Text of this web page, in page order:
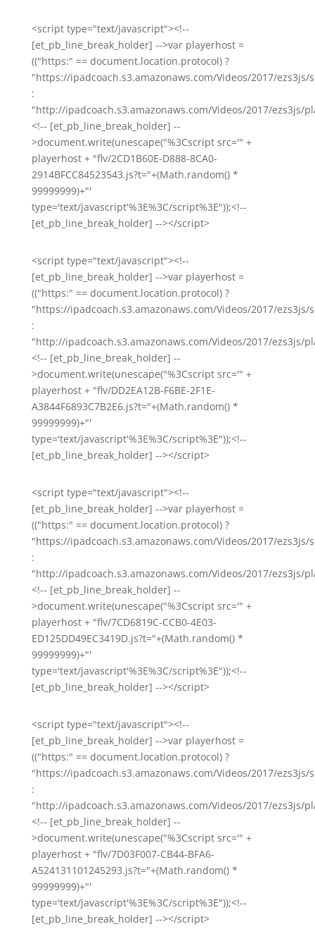
<script type="text/javascript"><!--
[et_pb_line_break_holder] -->var playerhost =
(("https:" == document.location.protocol) ?
"https://ipadcoach.s3.amazonaws.com/Videos/2017/ezs3js/
:
"http://ipadcoach.s3.amazonaws.com/Videos/2017/ezs3js/
<!-- [et_pb_line_break_holder] --
>document.write(unescape("%3Cscript src='" +
playerhost + "flv/2CD1B60E-D888-8CA0-
2914BFCC84523543.js?t="+(Math.random() *
99999999)+"'
type='text/javascript'%3E%3C/script%3E"));<!--
[et_pb_line_break_holder] --></script>
<script type="text/javascript"><!--
[et_pb_line_break_holder] -->var playerhost =
(("https:" == document.location.protocol) ?
"https://ipadcoach.s3.amazonaws.com/Videos/2017/ezs3js/
:
"http://ipadcoach.s3.amazonaws.com/Videos/2017/ezs3js/
<!-- [et_pb_line_break_holder] --
>document.write(unescape("%3Cscript src='" +
playerhost + "flv/DD2EA12B-F6BE-2F1E-
A3844F6893C7B2E6.js?t="+(Math.random() *
99999999)+"'
type='text/javascript'%3E%3C/script%3E"));<!--
[et_pb_line_break_holder] --></script>
<script type="text/javascript"><!--
[et_pb_line_break_holder] -->var playerhost =
(("https:" == document.location.protocol) ?
"https://ipadcoach.s3.amazonaws.com/Videos/2017/ezs3js/
:
"http://ipadcoach.s3.amazonaws.com/Videos/2017/ezs3js/
<!-- [et_pb_line_break_holder] --
>document.write(unescape("%3Cscript src='" +
playerhost + "flv/7CD6819C-CCB0-4E03-
ED125DD49EC3419D.js?t="+(Math.random() *
99999999)+"'
type='text/javascript'%3E%3C/script%3E"));<!--
[et_pb_line_break_holder] --></script>
<script type="text/javascript"><!--
[et_pb_line_break_holder] -->var playerhost =
(("https:" == document.location.protocol) ?
"https://ipadcoach.s3.amazonaws.com/Videos/2017/ezs3js/
:
"http://ipadcoach.s3.amazonaws.com/Videos/2017/ezs3js/
<!-- [et_pb_line_break_holder] --
>document.write(unescape("%3Cscript src='" +
playerhost + "flv/7D03F007-CB44-BFA6-
A524131101245293.js?t="+(Math.random() *
99999999)+"'
type='text/javascript'%3E%3C/script%3E"));<!--
[et_pb_line_break_holder] --></script>